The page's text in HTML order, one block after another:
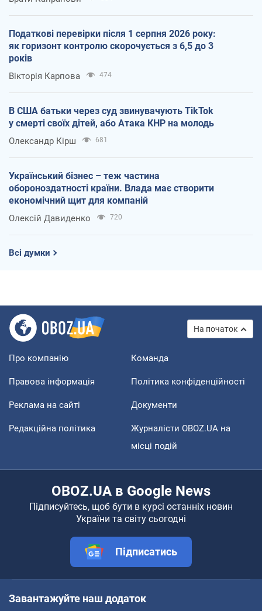
Податкові перевірки після 1 серпня 2026 року:
як горизонт контролю скорочується з 6,5 до 3
років
Вікторія Карпова 474
В США батьки через суд звинувачують TikTok
у смерті своїх дітей, або Атака КНР на молодь
Олександр Кірш 681
Український бізнес – теж частина
обороноздатності країни. Влада має створити
економічний щит для компаній
Олексій Давиденко 720
Всі думки
На початок
Про компанію Команда
Правова інформація Політика конфіденційності
Реклама на сайті Документи
Редакційна політика
Журналісти OBOZ.UA на
місці подій
OBOZ.UA в Google News
Підписуйтесь, щоб бути в курсі останніх новин
України та світу сьогодні
Підписатись
Завантажуйте наш додаток